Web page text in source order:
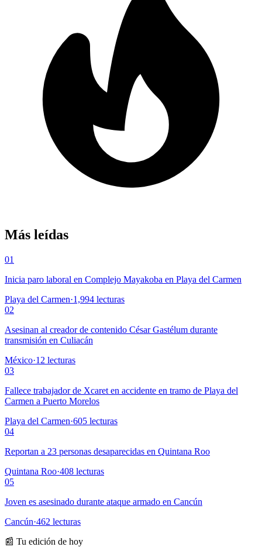
Más leídas
01
Inicia paro laboral en Complejo Mayakoba en Playa del Carmen
Playa del Carmen·1,994 lecturas
02
Asesinan al creador de contenido César Gastélum durante
transmisión en Culiacán
México·12 lecturas
03
Fallece trabajador de Xcaret en accidente en tramo de Playa del
Carmen a Puerto Morelos
Playa del Carmen·605 lecturas
04
Reportan a 23 personas desaparecidas en Quintana Roo
Quintana Roo·408 lecturas
05
Joven es asesinado durante ataque armado en Cancún
Cancún·462 lecturas
📰 Tu edición de hoy